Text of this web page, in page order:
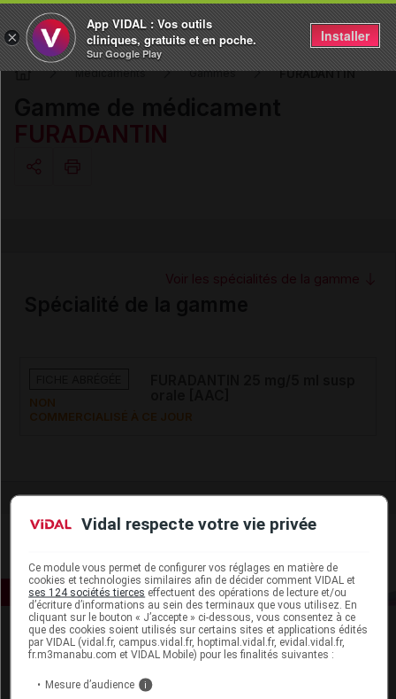
Médicaments Gammes FURADANTIN
FURADANTIN
Voir les spécialités de la gamme
NON
COMMERCIALISÉ À CE JOUR
×
App VIDAL : Vos outils
cliniques, gratuits et en poche.
Sur Google Play
Installer
Vidal respecte votre vie privée
Ce module vous permet de configurer vos réglages en matière de
cookies et technologies similaires afin de décider comment VIDAL et
ses 124 sociétés tierces effectuent des opérations de lecture et/ou
d’écriture d’informations au sein des terminaux que vous utilisez. En
cliquant sur le bouton « J’accepte » ci-dessous, vous consentez à ce
que des cookies soient utilisés sur certains sites et applications édités
par VIDAL (vidal.fr, campus.vidal.fr, hoptimal.vidal.fr, evidal.vidal.fr,
fr.m3manabu.com et VIDAL Mobile) pour les finalités suivantes :
Mesure d’audience i